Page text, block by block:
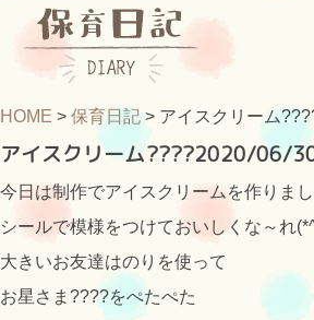
HOME > 保育日記 > アイスクリーム
アイスクリーム????2020/06/
今日は制作でアイスクリームを作りまし
シールで模様をつけておいしくな～
大きいお友達はのりを使って
お星さま????をぺたぺた